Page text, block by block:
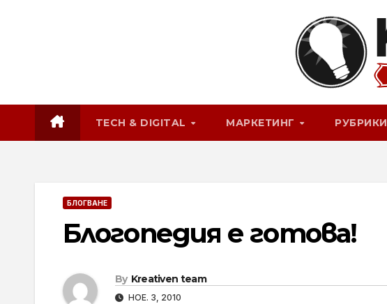
TECH & DIGITAL МАРКЕТИНГ РУБРИКИ
БЛОГВАНЕ
Блогопедия е готова!
By Kreativen team
НОЕ. 3, 2010